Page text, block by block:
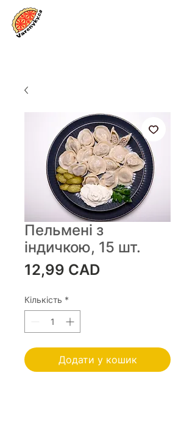
Пельмені з
індичкою, 15 шт.
12,99 CAD
Кількість *
Додати у кошик